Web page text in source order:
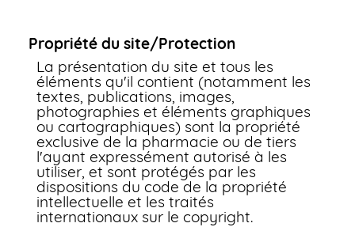
Propriété du site/Protection
La présentation du site et tous les
éléments qu'il contient (notamment les
textes, publications, images,
photographies et éléments graphiques
ou cartographiques) sont la propriété
exclusive de la pharmacie ou de tiers
l'ayant expressément autorisé à les
utiliser, et sont protégés par les
dispositions du code de la propriété
intellectuelle et les traités
internationaux sur le copyright.